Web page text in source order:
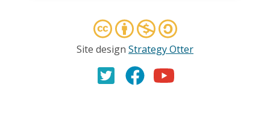
Site design Strategy Otter